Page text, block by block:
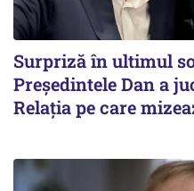
Surpriză în ultimul
Președintele Dan a
Relația pe care